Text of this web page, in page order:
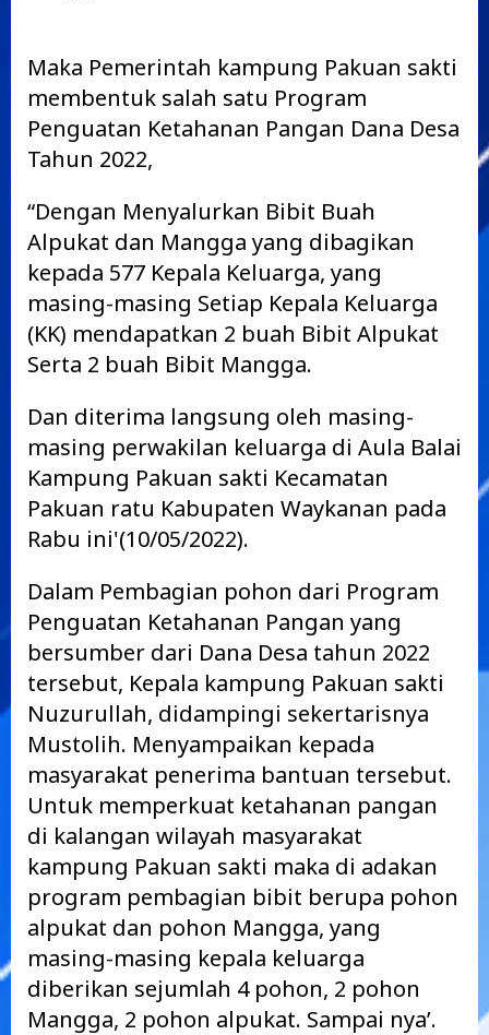
Maka Pemerintah kampung Pakuan sakti
membentuk salah satu Program
Penguatan Ketahanan Pangan Dana Desa
Tahun 2022,
“Dengan Menyalurkan Bibit Buah
Alpukat dan Mangga yang dibagikan
kepada 577 Kepala Keluarga, yang
masing-masing Setiap Kepala Keluarga
(KK) mendapatkan 2 buah Bibit Alpukat
Serta 2 buah Bibit Mangga.
Dan diterima langsung oleh masing-
masing perwakilan keluarga di Aula Balai
Kampung Pakuan sakti Kecamatan
Pakuan ratu Kabupaten Waykanan pada
Rabu ini'(10/05/2022).
Dalam Pembagian pohon dari Program
Penguatan Ketahanan Pangan yang
bersumber dari Dana Desa tahun 2022
tersebut, Kepala kampung Pakuan sakti
Nuzurullah, didampingi sekertarisnya
Mustolih. Menyampaikan kepada
masyarakat penerima bantuan tersebut.
Untuk memperkuat ketahanan pangan
di kalangan wilayah masyarakat
kampung Pakuan sakti maka di adakan
program pembagian bibit berupa pohon
alpukat dan pohon Mangga, yang
masing-masing kepala keluarga
diberikan sejumlah 4 pohon, 2 pohon
Mangga, 2 pohon alpukat. Sampai nya’.